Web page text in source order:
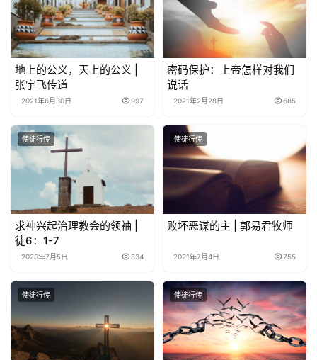
地上的公义，天上的公义 |
张宇飞传道
2021年6月30日 997
密码保护：上帝怎样对我们
说话
2021年2月28日 685
使徒行传
求神兴起治理教会的领袖 |
徒6：1-7
2020年7月5日 834
使徒行传
败坏恶谋的主 | 郭易君牧师
2021年7月4日 755
使徒行传 使徒行传